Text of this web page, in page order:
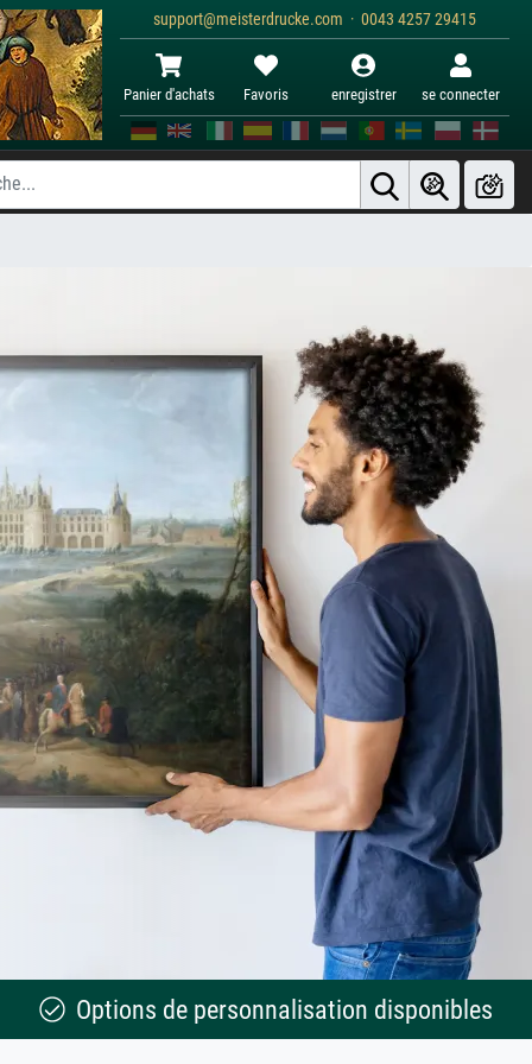
support@meisterdrucke.com · 0043 4257 29415
Panier d'achats Favoris enregistrer se connecter
Options de personnalisation disponibles